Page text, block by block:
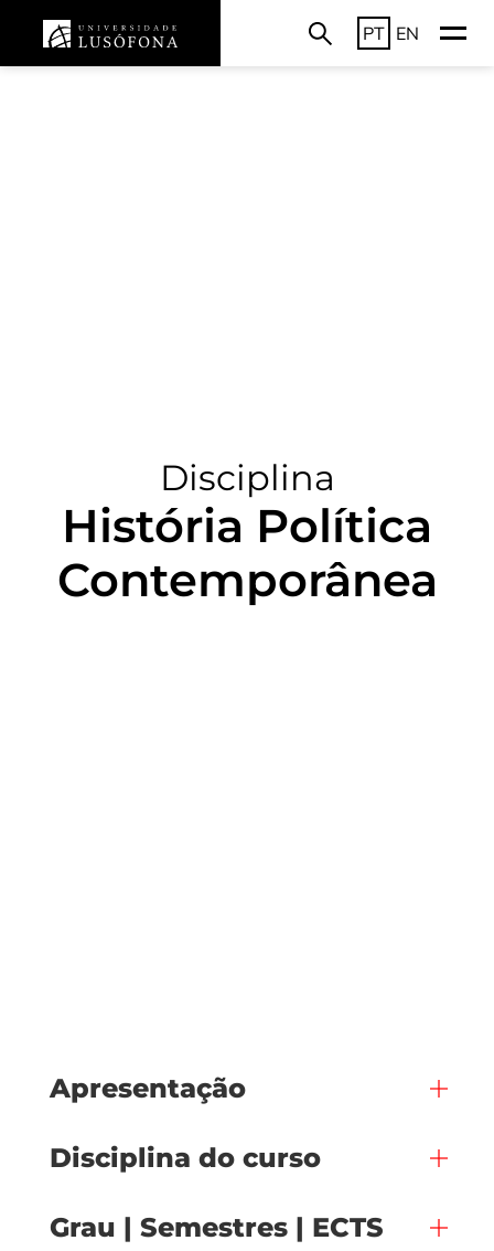
PT EN
Disciplina
História Política
Contemporânea
Apresentação
Disciplina do curso
Grau | Semestres | ECTS